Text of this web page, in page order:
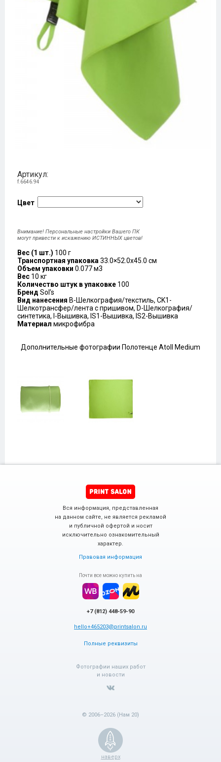
Артикул:
f.6646.94
Цвет
Внимание! Персональные настройки Вашего ПК
могут привести к искажению ИСТИННЫХ цветов!
Вес (1 шт.) 100 г
Транспортная упаковка33.0×52.0x45.0 см
Объем упаковки 0.077 м3
Вес 10 кг
Количество штук в упаковке 100
Бренд Sol’s
Вид нанесения B-Шелкография/текстиль, CK1-
Шелкотрансфер/лента с пришивом, D-Шелкография/
синтетика, I-Вышивка, IS1-Вышивка, IS2-Вышивка
Материал микрофибра
Дополнительные фотографии Полотенце Atoll Medium
Вся информация, представленная
на данном сайте, не является рекламой
и публичной офертой и носит
исключительно ознакомительный
характер.
Правовая информация
Почти все можно купить на
+7 (812) 448-59-90
hello+465203@printsalon.ru
Полные реквизиты
Фотографии наших работ
и новости
© 2006–2026 (Нам 20)
наверх